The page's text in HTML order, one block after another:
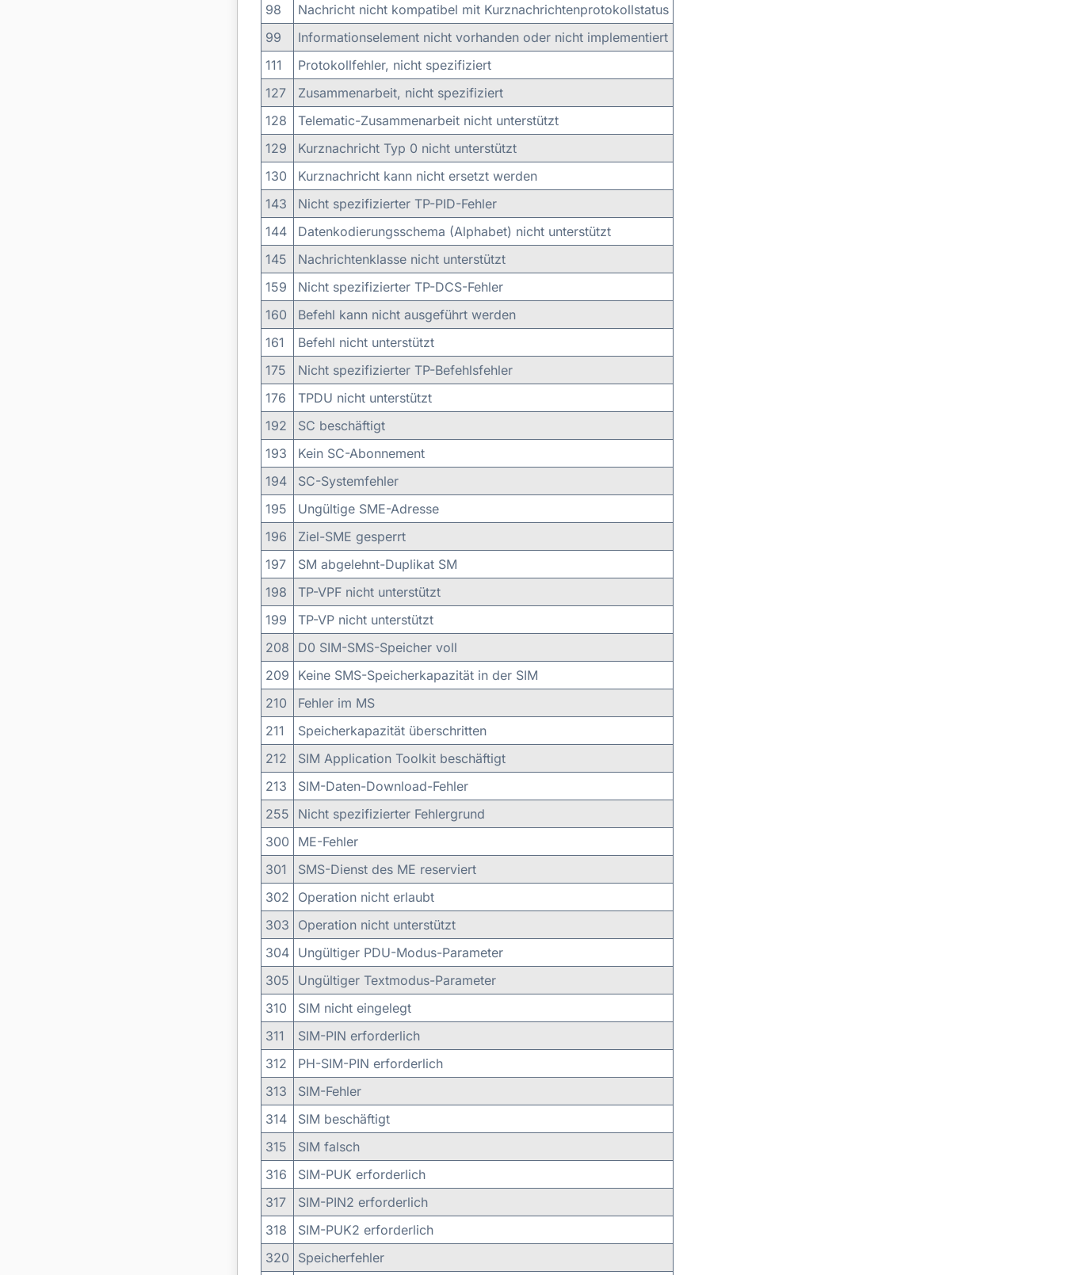
98
Nachricht nicht kompatibel mit Kurznachrichtenprotokollstatus
99
Informationselement nicht vorhanden oder nicht implementiert
111
Protokollfehler, nicht spezifiziert
127
Zusammenarbeit, nicht spezifiziert
128
Telematic-Zusammenarbeit nicht unterstützt
129
Kurznachricht Typ 0 nicht unterstützt
130
Kurznachricht kann nicht ersetzt werden
143
Nicht spezifizierter TP-PID-Fehler
144
Datenkodierungsschema (Alphabet) nicht unterstützt
145
Nachrichtenklasse nicht unterstützt
159
Nicht spezifizierter TP-DCS-Fehler
160
Befehl kann nicht ausgeführt werden
161
Befehl nicht unterstützt
175
Nicht spezifizierter TP-Befehlsfehler
176
TPDU nicht unterstützt
192
SC beschäftigt
193
Kein SC-Abonnement
194
SC-Systemfehler
195
Ungültige SME-Adresse
196
Ziel-SME gesperrt
197
SM abgelehnt-Duplikat SM
198
TP-VPF nicht unterstützt
199
TP-VP nicht unterstützt
208
D0 SIM-SMS-Speicher voll
209
Keine SMS-Speicherkapazität in der SIM
210
Fehler im MS
211
Speicherkapazität überschritten
212
SIM Application Toolkit beschäftigt
213
SIM-Daten-Download-Fehler
255
Nicht spezifizierter Fehlergrund
300
ME-Fehler
301
SMS-Dienst des ME reserviert
302
Operation nicht erlaubt
303
Operation nicht unterstützt
304
Ungültiger PDU-Modus-Parameter
305
Ungültiger Textmodus-Parameter
310
SIM nicht eingelegt
311
SIM-PIN erforderlich
312
PH-SIM-PIN erforderlich
313
SIM-Fehler
314
SIM beschäftigt
315
SIM falsch
316
SIM-PUK erforderlich
317
SIM-PIN2 erforderlich
318
SIM-PUK2 erforderlich
320
Speicherfehler